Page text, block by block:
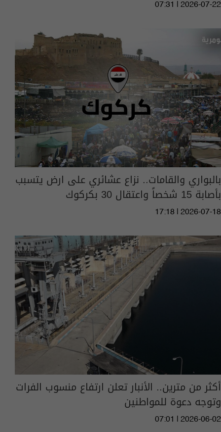
07:31 | 2026-07-22
بالبواري والقامات.. نزاع عشائري على ارض يتسبب
بأصابة 15 شخصاً واعتقال 30 بكركوك
17:18 | 2026-07-18
أكثر من مترين.. الأنبار تعلن ارتفاع منسوب الفرات
وتوجه دعوة للمواطنين
07:01 | 2026-06-02